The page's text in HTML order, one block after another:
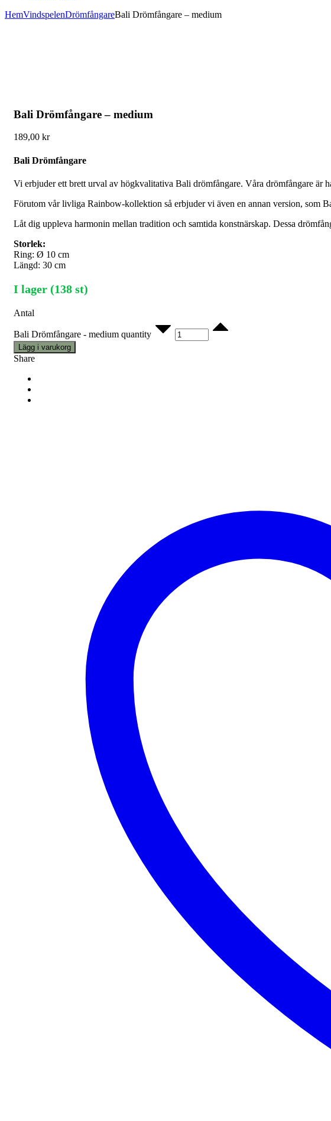
HemVindspelenDrömfångareBali Drömfångare – medium
Bali Drömfångare – medium
189,00 kr
Bali Drömfångare
Vi erbjuder ett brett urval av högkvalitativa Bali drömfångare. Våra drömfångare är
Förutom vår livliga Rainbow-kollektion så erbjuder vi även en annan version, som
Låt dig uppleva harmonin mellan tradition och samtida konstnärskap. Dessa
Storlek:
Ring: Ø 10 cm
Längd: 30 cm
I lager (138 st)
Antal
Bali Drömfångare - medium quantity
Lägg i varukorg
Share